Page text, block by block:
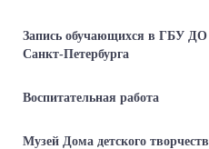
Запись обучающихся в ГБУ
Санкт-Петербурга
Воспитательная работа
Музей Дома детского